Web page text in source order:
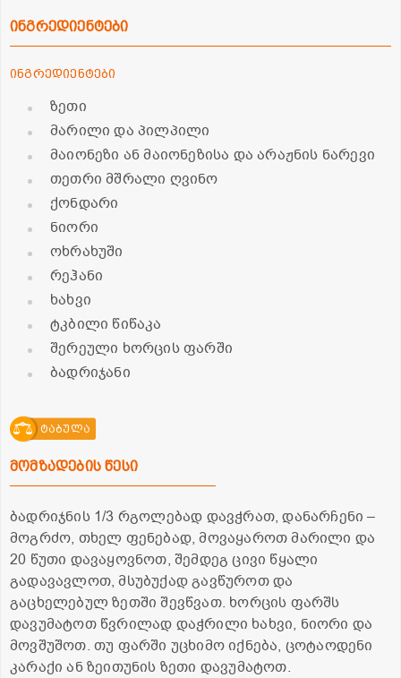
ინგრედიენტები
ინგრედიენტები
ზეთი
მარილი და პილპილი
მაიონეზი ან მაიონეზისა და არაჟნის ნარევი
თეთრი მშრალი ღვინო
ქონდარი
ნიორი
ოხრახუში
რეჰანი
ხახვი
ტკბილი წიწაკა
შერეული ხორცის ფარში
ბადრიჯანი
ტაბულა
მომზადების წესი
ბადრიჯნის 1/3 რგოლებად დავჭრათ, დანარჩენი –
მოგრძო, თხელ ფენებად, მოვაყაროთ მარილი და
20 წუთი დავაყოვნოთ, შემდეგ ცივი წყალი
გადავავლოთ, მსუბუქად გავწუროთ და
გაცხელებულ ზეთში შევწვათ. ხორცის ფარშს
დავუმატოთ წვრილად დაჭრილი ხახვი, ნიორი და
მოვშუშოთ. თუ ფარში უცხიმო იქნება, ცოტაოდენი
კარაქი ან ზეითუნის ზეთი დავუმატოთ.